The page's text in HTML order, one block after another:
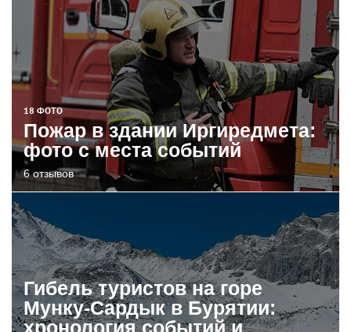
18 ФОТО
Пожар в здании Иргиредмета:
фото с места событий
6 отзывов
Гибель туристов на горе
Мунку-Сардык в Бурятии:
хронология событий и